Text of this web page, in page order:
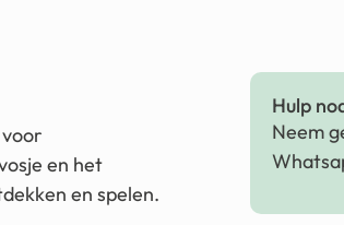
en het
en spelen.
Hulp
Neem